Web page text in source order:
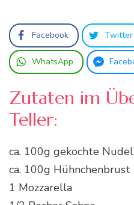
Facebook Twitter
WhatsApp
Zutaten im
Teller:
ca. 100g gekochte
ca. 100g Hühnchenbrust
1 Mozzarella